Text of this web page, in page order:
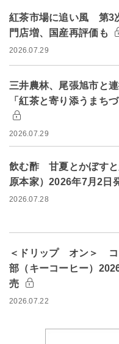
紅茶市場に追い風 第3
門店増、国産再評価も
2026.07.29
三井農林、尾張旭市と
「紅茶と寄り添うまち
2026.07.29
飲む酢 甘夏とかぼすと
原本家）2026年7月2日
2026.07.28
＜ドリップ オン＞ コ
部（キーコーヒー）
売
2026.07.22